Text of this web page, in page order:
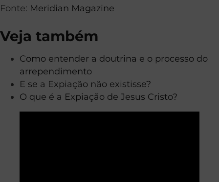
Fonte: Meridian Magazine
Veja também
Como entender a doutrina e o processo do
arrependimento
E se a Expiação não existisse?
O que é a Expiação de Jesus Cristo?